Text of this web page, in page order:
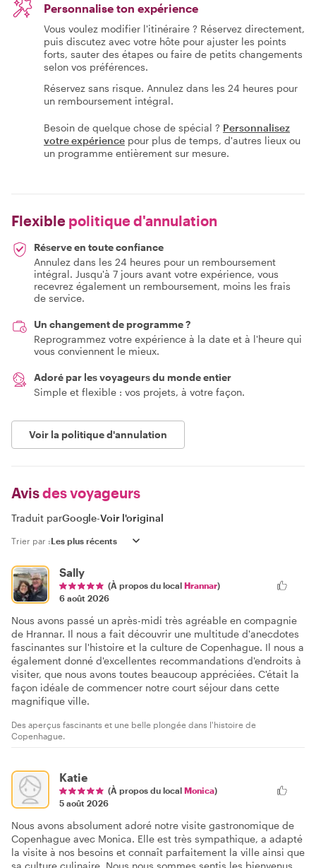
Personnalise ton expérience
Vous voulez modifier l'itinéraire ? Réservez directement,
puis discutez avec votre hôte pour ajuster les points
forts, sauter des étapes ou faire de petits changements
selon vos préférences.
Réservez sans risque. Annulez dans les 24 heures pour
un remboursement intégral.
Besoin de quelque chose de spécial ? Personnalisez
votre expérience pour plus de temps, d'autres lieux ou
un programme entièrement sur mesure.
Flexible politique d'annulation
Réserve en toute confiance
Annulez dans les 24 heures pour un remboursement
intégral. Jusqu'à 7 jours avant votre expérience, vous
recevrez également un remboursement, moins les frais
de service.
Un changement de programme ?
Reprogrammez votre expérience à la date et à l'heure qui
vous conviennent le mieux.
Adoré par les voyageurs du monde entier
Simple et flexible : vos projets, à votre façon.
Voir la politique d'annulation
Avisdes voyageurs
Traduit parGoogle-Voir l'original
Trier par :
Sally
(À propos du local Hrannar)
6 août 2026
Nous avons passé un après-midi très agréable en compagnie
de Hrannar. Il nous a fait découvrir une multitude d'anecdotes
fascinantes sur l'histoire et la culture de Copenhague. Il nous a
également donné d'excellentes recommandations d'endroits à
visiter, que nous avons toutes beaucoup appréciées. C'était la
façon idéale de commencer notre court séjour dans cette
magnifique ville.
Des aperçus fascinants et une belle plongée dans l'histoire de
Copenhague.
Katie
(À propos du local Monica)
5 août 2026
Nous avons absolument adoré notre visite gastronomique de
Copenhague avec Monica. Elle est très sympathique, a adapté
la visite à nos besoins et connaît parfaitement la ville ainsi que
sa culture culinaire. Nous nous sommes sentis les bienvenus,